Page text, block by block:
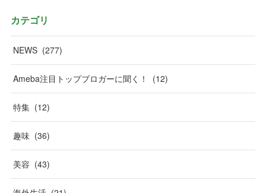
カテゴリ
NEWS (277)
Ameba注目トップブロガーに聞く！ (12)
特集 (12)
趣味 (36)
美容 (43)